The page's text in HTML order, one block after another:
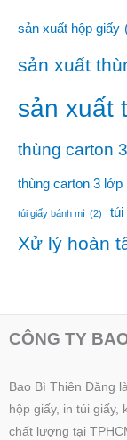
sản xuất hộp giấy
sản xuất
sản xuất
thùng carton
thùng carton 3 lớp
túi giấy bánh mì (2) túi
Xử lý hoàn
CÔNG TY
Bao Bì Thiên Đăng
hộp giấy, in túi giấy,
chất lượng tại